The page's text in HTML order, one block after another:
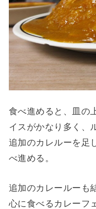
食べ進めると、皿の
イスがかなり多く、
追加のカレルーを足
べ進める。
追加のカレールーも
心に食べるカレーフ